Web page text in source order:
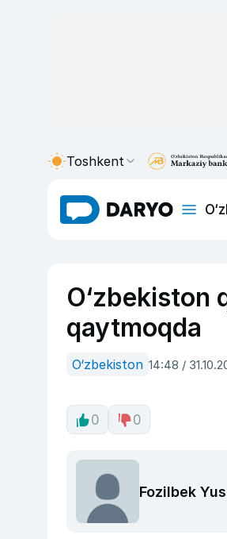
Toshkent
O‘zbekiston
qaytmoqda
O‘zbekiston 14:48 /
0 0
Fozilbek